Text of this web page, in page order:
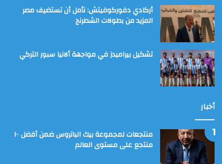
أركادي دفوركوفيتش: نأمل أن تستضيف مصر
المزيد من بطولات الشطرنج
تشكيل بيراميدز في مواجهة ألانيا سبور التركي
أخبار
منتجعات لمجموعة بيك الباتروس ضمن أفضل ١٠٠
منتجع على مستوى العالم